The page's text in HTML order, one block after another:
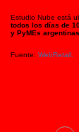
Estudio Nube está
todos los días de
y PyMEs argentinas
Fuente: WebRetail.